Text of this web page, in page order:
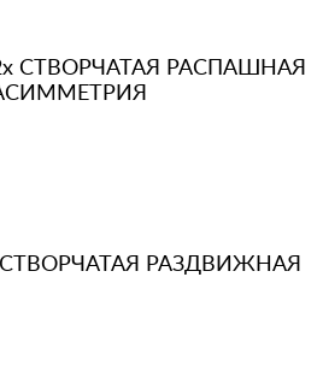
СТВОРЧАТАЯ РАСПАШНАЯ
СТВОРЧАТАЯ РАЗДВИЖНАЯ
соглашаетесь с условиями